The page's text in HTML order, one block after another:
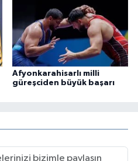
Afyonkarahisarlı milli
güreşciden büyük başarı